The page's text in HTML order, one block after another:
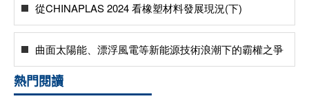
從CHINAPLAS 2024 看橡塑材料發展現況(下)
曲面太陽能、漂浮風電等新能源技術浪潮下的霸權之爭
熱門閱讀